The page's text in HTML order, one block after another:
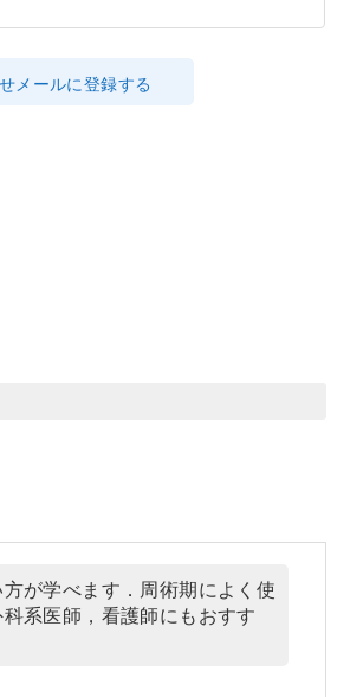
メールに登録する
が学べます．周術期によく使
系医師，看護師にもおすす